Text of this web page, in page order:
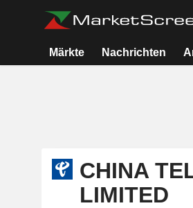
Märkte Nachrichten
CHINA
LIMITED